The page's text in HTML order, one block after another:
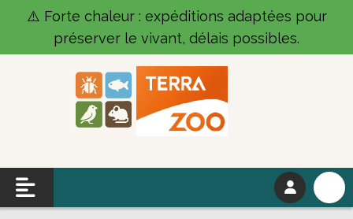
⚠️ Forte chaleur : expéditions adaptées pour
préserver le vivant, délais possibles.